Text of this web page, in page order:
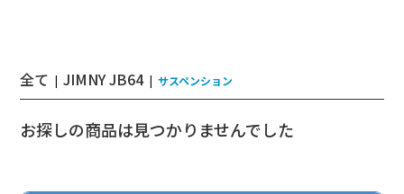
全て | JIMNY JB64 | サスペンション
お探しの商品は見つかりませんでした